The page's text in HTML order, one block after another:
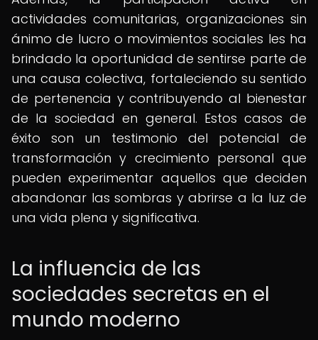
actividades comunitarias, organizaciones sin
ánimo de lucro o movimientos sociales les ha
brindado la oportunidad de sentirse parte de
una causa colectiva, fortaleciendo su sentido
de pertenencia y contribuyendo al bienestar
de la sociedad en general. Estos casos de
éxito son un testimonio del potencial de
transformación y crecimiento personal que
pueden experimentar aquellos que deciden
abandonar las sombras y abrirse a la luz de
una vida plena y significativa.
La influencia de las
sociedades secretas en el
mundo moderno